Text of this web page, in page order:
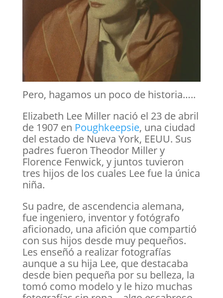
Pero, hagamos un poco de historia…..
Elizabeth Lee Miller nació el 23 de abril
de 1907 en Poughkeepsie, una ciudad
del estado de Nueva York, EEUU. Sus
padres fueron Theodor Miller y
Florence Fenwick, y juntos tuvieron
tres hijos de los cuales Lee fue la única
niña.
Su padre, de ascendencia alemana,
fue ingeniero, inventor y fotógrafo
aficionado, una afición que compartió
con sus hijos desde muy pequeños.
Les enseñó a realizar fotografías
aunque a su hija Lee, que destacaba
desde bien pequeña por su belleza, la
tomó como modelo y le hizo muchas